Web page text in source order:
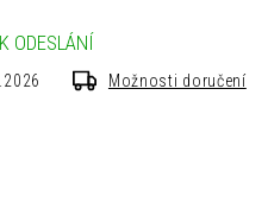
ODESLÁNÍ
Možnosti doručení